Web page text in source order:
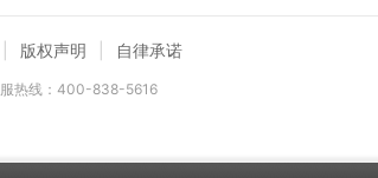
版权声明 自律承诺
热线：400-838-5616